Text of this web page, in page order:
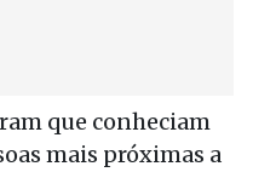
que conheciam
mais próximas a